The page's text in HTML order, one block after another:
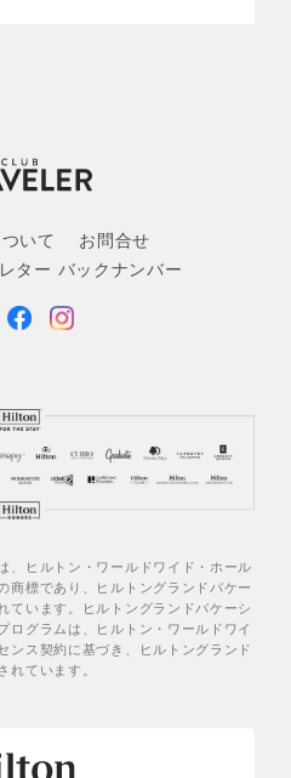
いて
お問合せ
ター バックナンバー
、ヒルトン・ワールドワイド・ホール
商標であり、ヒルトングランドバケー
ています。ヒルトングランドバケーシ
ログラムは、ヒルトン・ワールドワイ
ンス契約に基づき、ヒルトングランド
ています。